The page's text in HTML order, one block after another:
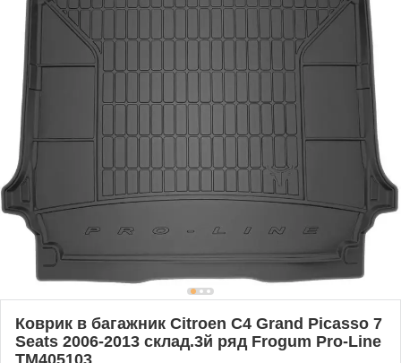
Коврик в багажник Citroen C4 Grand Picasso 7
Seats 2006-2013 склад.3й ряд Frogum Pro-Line
TM405103